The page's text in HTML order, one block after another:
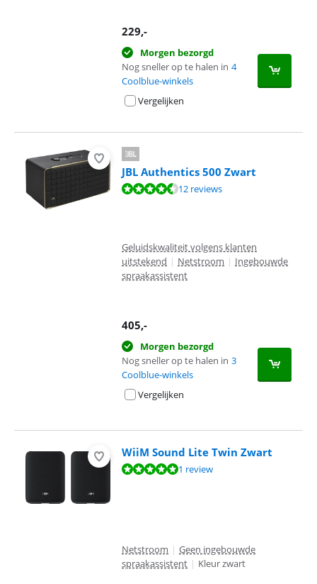
229,-
Morgen bezorgd
Nog sneller op te halen in 4
Coolblue-winkels
Vergelijken
JBL Authentics 500 Zwart
Beoordeling is 9,1 van de 10, gebaseerd op 12 reviews.
12 reviews
Geluidskwaliteit volgens klanten
uitstekend | Netstroom | Ingebouwde
spraakassistent
405,-
Morgen bezorgd
Nog sneller op te halen in 3
Coolblue-winkels
Vergelijken
WiiM Sound Lite Twin Zwart
Beoordeling is 10 van de 10, gebaseerd op 1 review.
1 review
Netstroom | Geen ingebouwde
spraakassistent | Kleur zwart